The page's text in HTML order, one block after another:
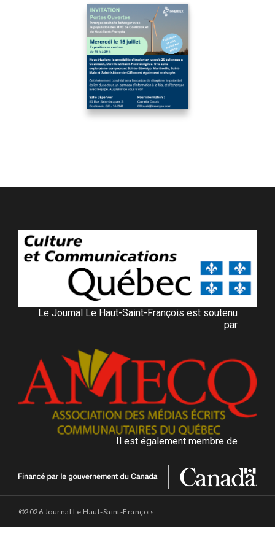
Le Journal Le Haut-Saint-François est soutenu
par
Il est également membre de
©2026 Journal Le Haut-Saint-François